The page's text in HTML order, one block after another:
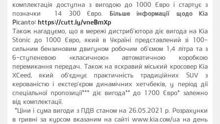
комплектація доступна з вигодою до 1000 Євро і стартує з
позначки 14 300 Євро. Більше інформації щодо Kia
Picanto: https://cutt.ly/vneBmXp
Також нагадуємо, що в мережі дистриб’ютора діє вигода на Kia
Stonic до 1000 Євро, який в Україні представлений зі 100-
сильним бензиновим двигуном робочим об'ємом 1,4 літра та з
6-ступеневою «класичною» автоматичною коробкою
перемикання передач. Також на яскравий міський кросовер Kia
XСeed, який об'єднує практичність традиційних SUV з
керованістю і екстер'єром динамічних хетчбеків, у період дії
спеціальної пропозиції*** діє вигода** до 1700 Євро* залежно
від комплектації.
*Ціни і сума вигоди з ПДВ станом на 26.05.2021 р. Розрахунки
в гривні за курсом вказаним на сайті www.kia.сом/ua на день